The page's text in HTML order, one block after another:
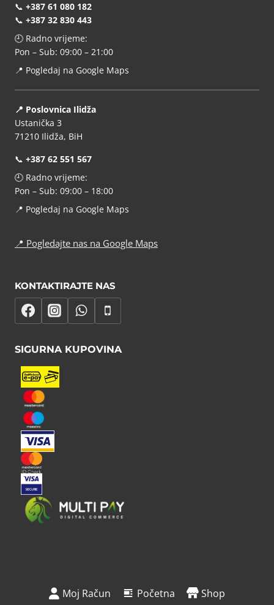
📞 +387 61 080 182
📞 +387 32 830 443
🕘 Radno vrijeme:
Pon – Sub: 09:00 – 21:00
📍 Pogledaj na Google Maps
📍 Poslovnica Ilidža
Ustanička 3
71210 Ilidža, BiH
📞 +387 62 551 567
🕘 Radno vrijeme:
Pon – Sub: 09:00 – 18:00
📍 Pogledaj na Google Maps
📍 Pogledajte nas na Google Maps
KONTAKTIRAJTE NAS
SIGURNA KUPOVINA
Moj Račun Početna Shop